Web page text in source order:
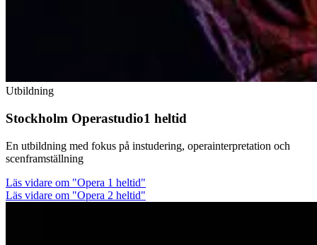
Utbildning
Stockholm Operastudio1 heltid
En utbildning med fokus på instudering, operainterpretation och
scenframställning
Läs vidare om "Opera 1 heltid"
Läs vidare om "Opera 2 heltid"